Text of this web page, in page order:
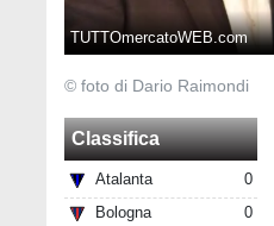
TUTTOmercatoWEB.com
© foto di Dario Raimondi
Classifica
Atalanta
0
Bologna
0